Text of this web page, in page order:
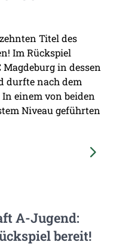
Titel des
Im Rückspiel
Magdeburg in dessen
durfte nach dem
einem von beiden
Niveau geführten
A-Jugend:
bereit!